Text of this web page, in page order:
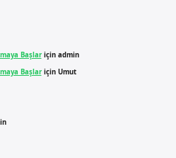
Başlariçin admin
Başlariçin Umut